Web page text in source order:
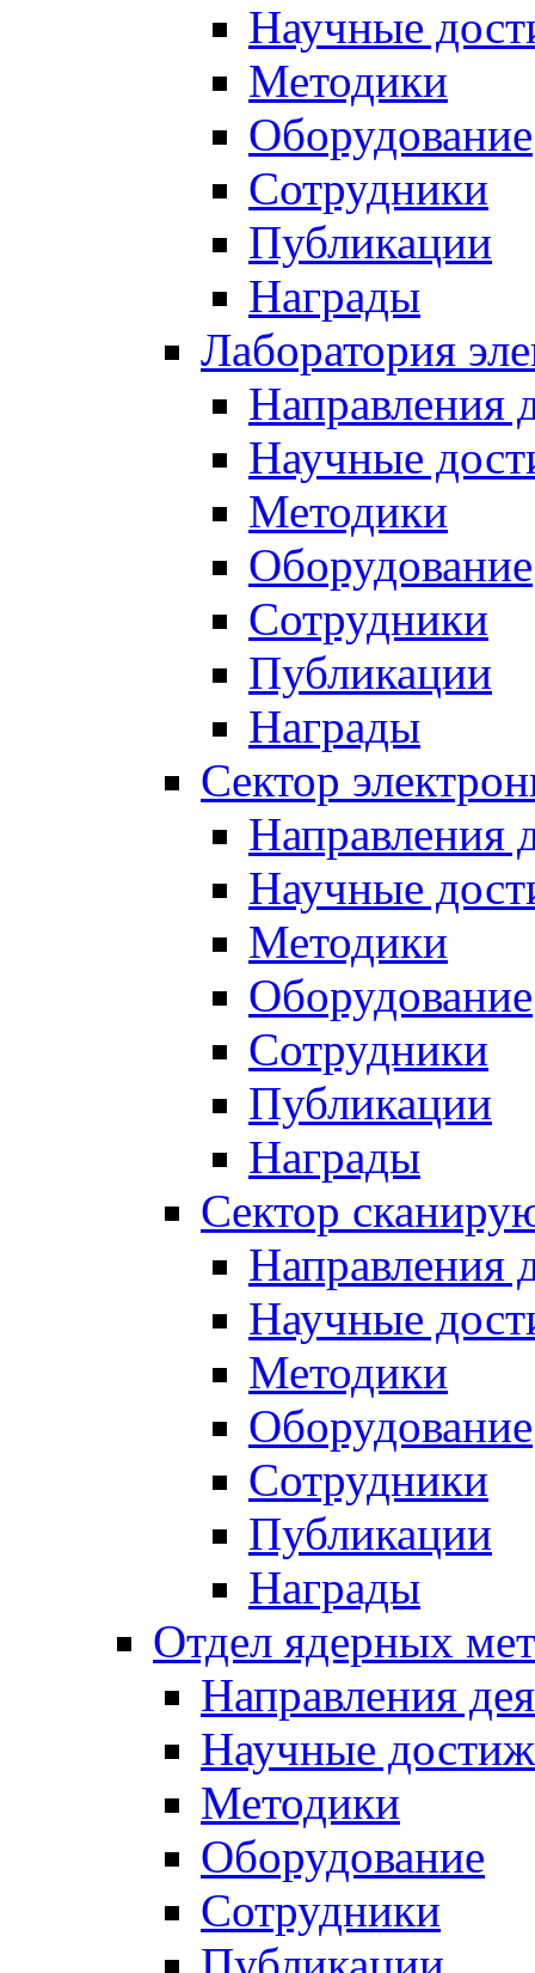
Научные
Методики
Оборудование
Сотрудники
Публикации
Награды
Лаборатория
Направления
Научные
Методики
Оборудование
Сотрудники
Публикации
Награды
Сектор
Направления
Научные
Методики
Оборудование
Сотрудники
Публикации
Награды
Сектор
Направления
Научные
Методики
Оборудование
Сотрудники
Публикации
Награды
Отдел ядерных
Направления
Научные
Методики
Оборудование
Сотрудники